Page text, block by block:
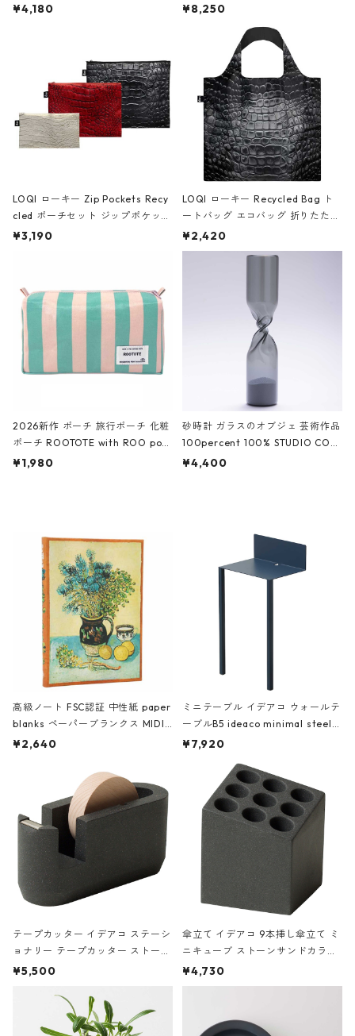
ミエ-B ショルダーバッグ グロスピ
¥4,180
ボストンバッグ ショルダーバッグ
Black ジャン=ミッシェル・バスキ
ア/クラウン ブラック
¥8,250
LOQI ローキー Zip Pockets Recy
cled ポーチセット ジップポケット
ファスナーポーチ 撥水加工 トラベ
ーガンディー、オフホワイト
¥3,190
LOQI ローキー Recycled Bag ト
ートバッグ エコバッグ 折りたたみ
大きめ 撥水加工 収納ポーチ CRO
CODILE/Black クロコダイル/ブラ
¥2,420
2026新作 ポーチ 旅行ポーチ 化粧
ポーチ ROOTOTE with ROO pou
ch 3532 ルートート WR.ポーチ.ラ
¥1,980
砂時計 ガラスのオブジェ 芸術作品
100percent 100% STUDIO COH
AKU Timeless 100パーセント ス
¥4,400
高級ノート FSC認証 中性紙 paper
blanks ペーパーブランクス MIDI
ハードカバー 罫線 ヴァン・ゴッホ
¥2,640
ミニテーブル イデアコ ウォールテ
ーブルB5 ideaco minimal steel f
urniture WALL Table B5 ネイビー
¥7,920
テープカッター イデアコ ステーシ
ョナリー テープカッター ストーン
サンドカラー 石調 ideaco Station
¥5,500
傘立て イデアコ 9本挿し傘立て ミ
ニキューブ ストーンサンドカラー
石調 ideaco Umbrella Stand CUB
E ストーンサンドブラック
¥4,730